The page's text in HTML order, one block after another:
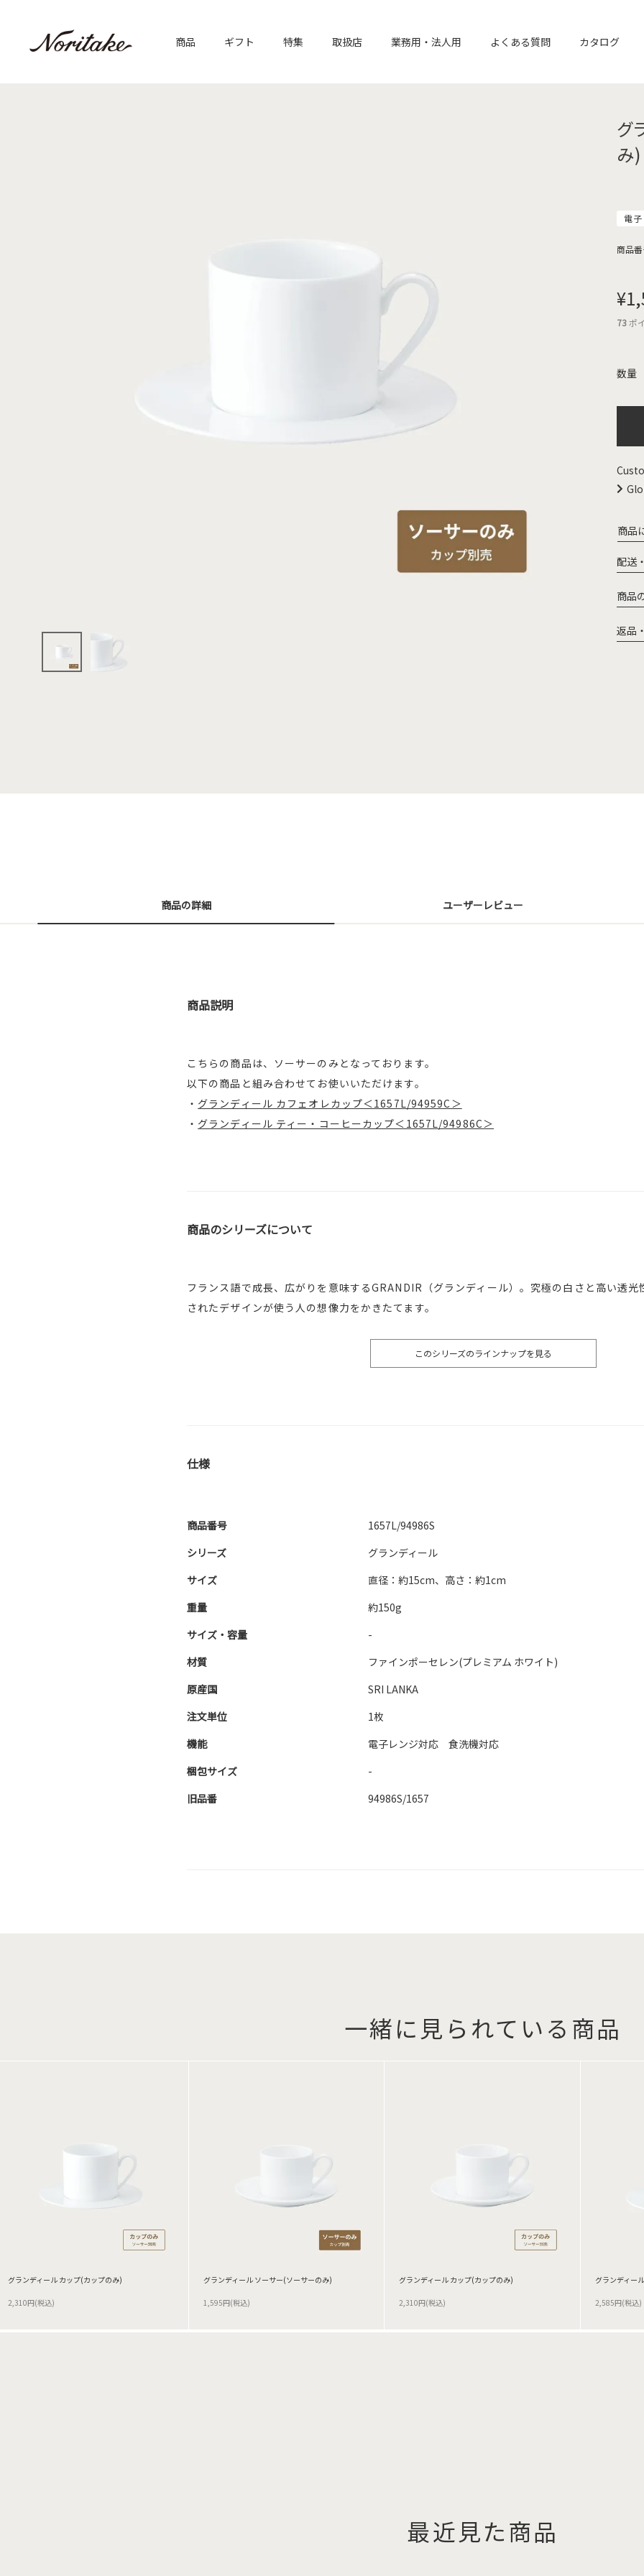
商品 ギフト 特集 取扱店 業務用・法人用 よくある質問 カタログ
グ
み)
電
商品
¥
73ポ
商品
配送
商品
返品
商品の詳細 ユーザーレビュー
商品説明
こちらの商品は、ソーサーのみとなっております。
以下の商品と組み合わせてお使いいただけます。
・ グランディール カフェオレカップ＜1657L/94959C＞
・ グランディール ティー・コーヒーカップ＜1657L/94986C＞
商品のシリーズについて
フランス語で成長、広がりを意味するGRANDIR（グランディール）。究極の白さと高い透
されたデザインが使う人の想像力をかきたてます。
このシリーズのラインナップを見る
仕様
商品番号
1657L/94986S
シリーズ
グランディール
サイズ
直径：約15cm、高さ：約1cm
重量
約150g
サイズ・容量
-
材質
ファインポーセレン(プレミアム ホワイト)
原産国
SRI LANKA
注文単位
1枚
機能
電子レンジ対応 食洗機対応
梱包サイズ
-
旧品番
94986S/1657
一緒に見られている商品
グランディール カップ(カップのみ)
2,310円(税込)
グランディール ソーサー(ソーサーのみ)
1,595円(税込)
グランディール カップ(カップのみ)
2,310円(税込)
グランディー
2,585円(税込)
最近見た商品